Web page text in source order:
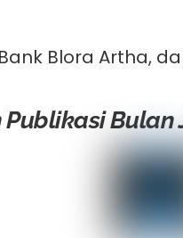
Blora Artha,
Bulan